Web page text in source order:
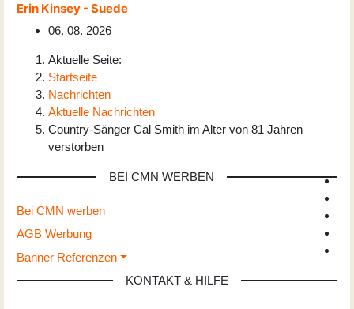
Erin Kinsey - Suede
06. 08. 2026
Aktuelle Seite:
Startseite
Nachrichten
Aktuelle Nachrichten
Country-Sänger Cal Smith im Alter von 81 Jahren
verstorben
BEI CMN WERBEN
Bei CMN werben
AGB Werbung
Banner Referenzen
KONTAKT & HILFE